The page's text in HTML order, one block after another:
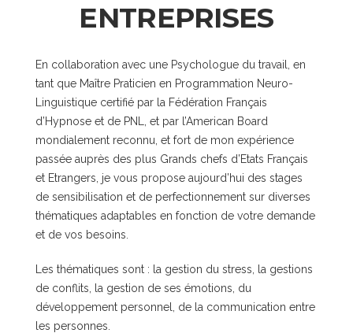
ENTREPRISES
En collaboration avec une Psychologue du travail, en
tant que Maître Praticien en Programmation Neuro-
Linguistique certifié par la Fédération Français
d’Hypnose et de PNL, et par l’American Board
mondialement reconnu, et fort de mon expérience
passée auprès des plus Grands chefs d’Etats Français
et Etrangers, je vous propose aujourd’hui des stages
de sensibilisation et de perfectionnement sur diverses
thématiques adaptables en fonction de votre demande
et de vos besoins.
Les thématiques sont : la gestion du stress, la gestions
de conflits, la gestion de ses émotions, du
développement personnel, de la communication entre
les personnes.